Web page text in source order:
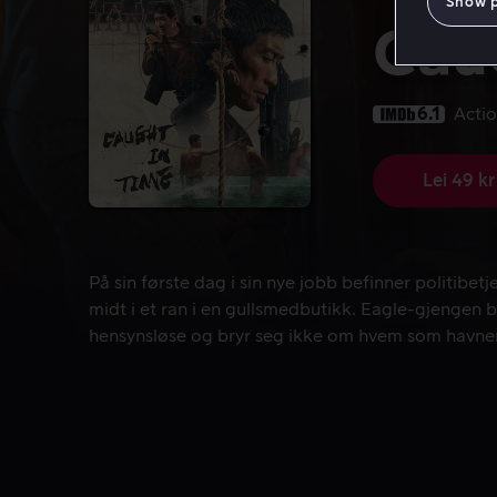
6.1
Lei 49 kr
På sin første dag i sin nye jobb befinner
På sin første dag i sin nye jobb befinner
midt i et ran i en gullsmedbutikk. Eagle-gjengen
hensynsløse og bryr seg ikke om hvem som